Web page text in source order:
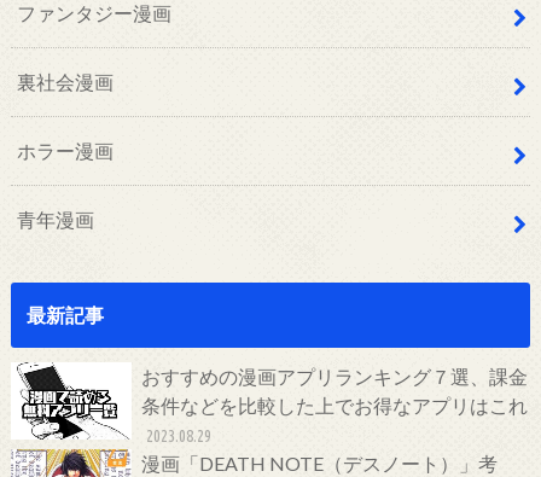
ファンタジー漫画
裏社会漫画
ホラー漫画
青年漫画
最新記事
おすすめの漫画アプリランキング７選、課金
条件などを比較した上でお得なアプリはこれ
2023.08.29
漫画「DEATH NOTE（デスノート）」考